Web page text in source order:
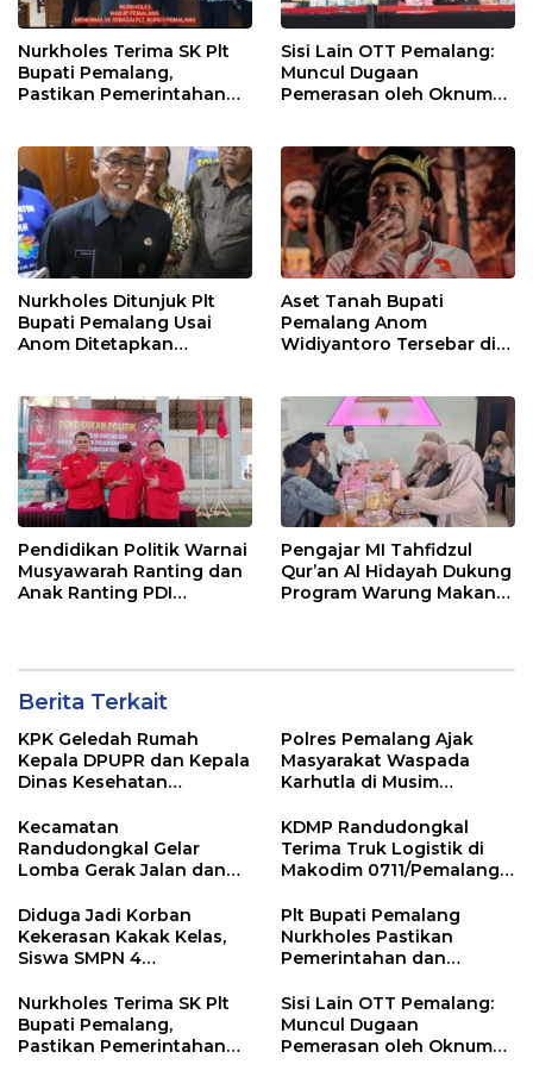
Nurkholes Terima SK Plt
Bupati Pemalang,
Pastikan Pemerintahan
Sisi Lain OTT Pemalang:
Muncul Dugaan
Pemerasan oleh Oknum
Nurkholes Ditunjuk Plt
Bupati Pemalang Usai
Anom Ditetapkan
Aset Tanah Bupati
Pemalang Anom
Widiyantoro Tersebar di
Pendidikan Politik Warnai
Musyawarah Ranting dan
Anak Ranting PDI
Pengajar MI Tahfidzul
Qur’an Al Hidayah Dukung
Program Warung Makan
Berita Terkait
KPK Geledah Rumah
Kepala DPUPR dan Kepala
Dinas Kesehatan
Polres Pemalang Ajak
Masyarakat Waspada
Karhutla di Musim
Kecamatan
Randudongkal Gelar
Lomba Gerak Jalan dan
HUT RI ke-81
KDMP Randudongkal
Terima Truk Logistik di
Makodim 0711/Pemalang
Desa
Diduga Jadi Korban
Kekerasan Kakak Kelas,
Siswa SMPN 4
Dunia
Plt Bupati Pemalang
Nurkholes Pastikan
Pemerintahan dan
Berjalan
Nurkholes Terima SK Plt
Bupati Pemalang,
Pastikan Pemerintahan
Sisi Lain OTT Pemalang:
Muncul Dugaan
Pemerasan oleh Oknum